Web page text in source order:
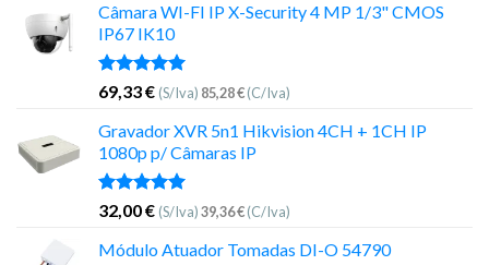
Câmara WI-FI IP X-Security 4 MP 1/3" CMOS
IP67 IK10
Avaliação
5.00
de 5
69,33€ (S/Iva) 85,28€(C/Iva)
Gravador XVR 5n1 Hikvision 4CH + 1CH IP
1080p p/ Câmaras IP
Avaliação
5.00
de 5
32,00€ (S/Iva)39,36€(C/Iva)
Módulo Atuador Tomadas DI-O 54790